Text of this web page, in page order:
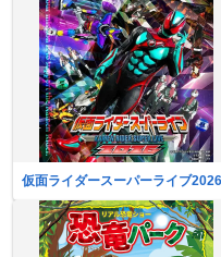
仮面ライダースーパーライブ2026